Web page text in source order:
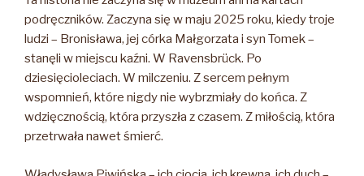
podręczników. Zaczyna się w maju 2025 roku, kiedy troje
ludzi – Bronisława, jej córka Małgorzata i syn Tomek –
stanęli w miejscu kaźni. W Ravensbrück. Po
dziesięcioleciach. W milczeniu. Z sercem pełnym
wspomnień, które nigdy nie wybrzmiały do końca. Z
wdzięcznością, która przyszła z czasem. Z miłością, która
przetrwała nawet śmierć.